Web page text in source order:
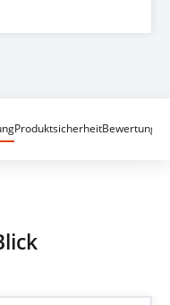
ProduktsicherheitBewertungen